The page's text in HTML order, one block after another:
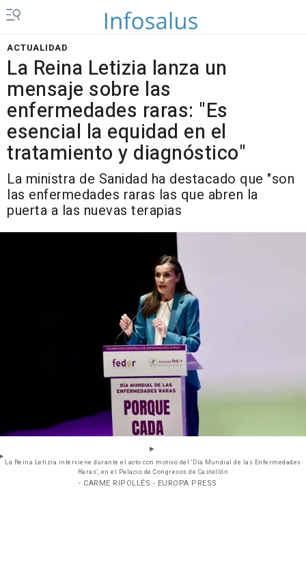
ACTUALIDAD
La Reina Letizia lanza un
mensaje sobre las
enfermedades raras: "Es
esencial la equidad en el
tratamiento y diagnóstico"
La ministra de Sanidad ha destacado que "son
las enfermedades raras las que abren la
puerta a las nuevas terapias
La Reina Letizia interviene durante el acto con motivo del ‘Día Mundial de las Enfermedades
Raras’, en el Palacio de Congresos de Castellón
- CARME RIPOLLÉS - EUROPA PRESS